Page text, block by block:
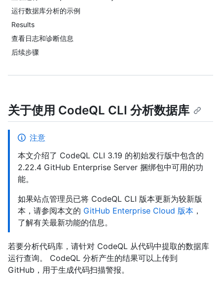
运行数据库分析的示例
Results
查看日志和诊断信息
后续步骤
关于使用 CodeQL CLI 分析数据库
注意
本文介绍了 CodeQL CLI 3.19 的初始发行版中包含的
2.22.4 GitHub Enterprise Server 捆绑包中可用的功
能。
如果站点管理员已将 CodeQL CLI 版本更新为较新版
本，请参阅本文的 GitHub Enterprise Cloud 版本 ，
了解有关最新功能的信息。
若要分析代码库，请针对 CodeQL 从代码中提取的数据库
运行查询。 CodeQL 分析产生的结果可以上传到
GitHub，用于生成代码扫描警报。